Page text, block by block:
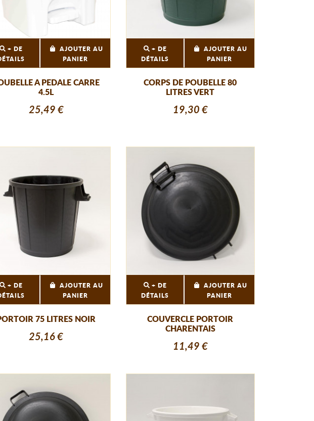
+ DE
AJOUTER AU
PANIER
A PEDALE CARRE
4.5L
25,49 €
+ DE
DÉTAILS
AJOUTER AU
PANIER
CORPS DE POUBELLE 80
LITRES VERT
19,30 €
+ DE
AJOUTER AU
PANIER
75 LITRES NOIR
25,16 €
+ DE
DÉTAILS
AJOUTER AU
PANIER
COUVERCLE PORTOIR
CHARENTAIS
11,49 €